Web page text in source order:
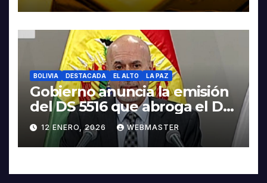
BOLIVIA DESTACADA EL ALTO LA PAZ
Gobierno anuncia la emisión
del DS 5516 que abroga el DS
5503
12 ENERO, 2026 WEBMASTER